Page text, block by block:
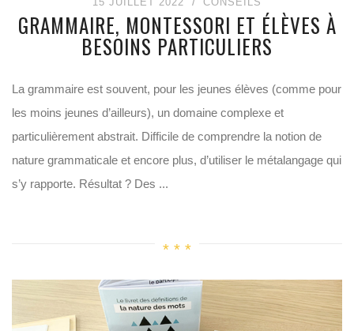
GRAMMAIRE, MONTESSORI ET ÉLÈVES À
BESOINS PARTICULIERS
La grammaire est souvent, pour les jeunes élèves (comme pour
les moins jeunes d’ailleurs), un domaine complexe et
particulièrement abstrait. Difficile de comprendre la notion de
nature grammaticale et encore plus, d’utiliser le métalangage qui
s’y rapporte. Résultat ? Des ...